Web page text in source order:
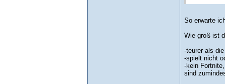
So erwarte
Wie groß ist
-teurer als
-spielt nicht
-kein
sind